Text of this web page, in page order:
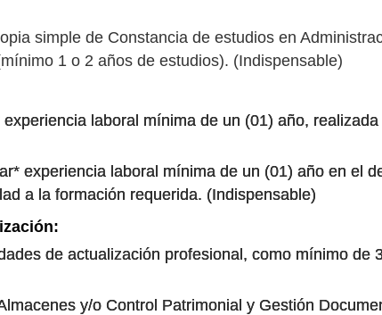
simple de Constancia de estudios en
1 o 2 años de estudios). (Indispensable)
laboral mínima de un (01) año,
experiencia laboral mínima de un (01) año en el
a la formación requerida. (Indispensable)
de actualización profesional, como mínimo de
y/o Control Patrimonial y Gestión